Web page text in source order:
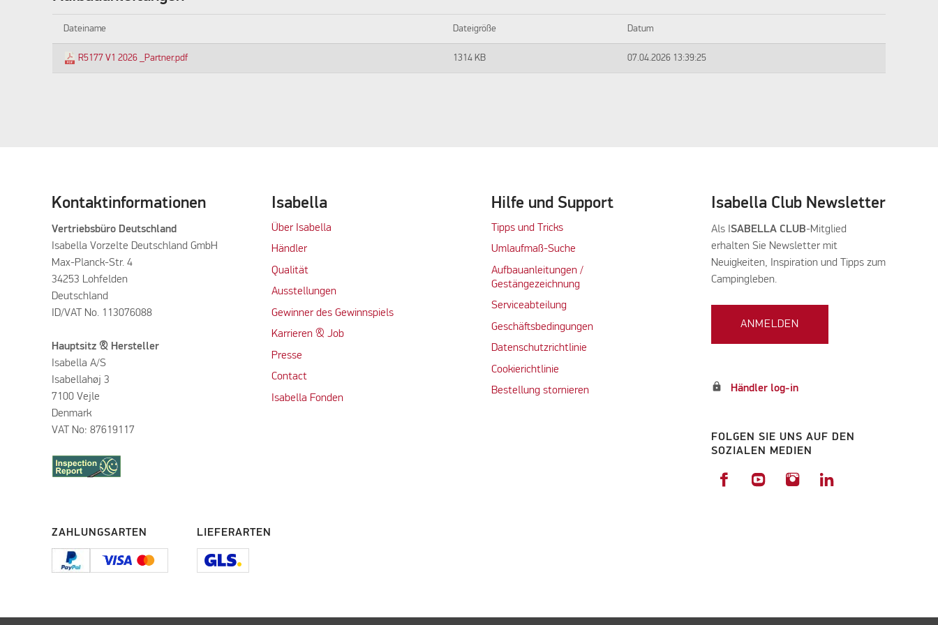
Dateiname Dateigröße Datum
R5177 V1 2026 _Partner.pdf 1314 KB 07.04.2026 13:39:25
Kontaktinformationen
Vertriebsbüro Deutschland
Isabella Vorzelte Deutschland GmbH
Max-Planck-Str. 4
34253 Lohfelden
Deutschland
ID/VAT No. 113076088
Hauptsitz & Hersteller
Isabella A/S
Isabellahøj 3
7100 Vejle
Denmark
VAT No: 87619117
Isabella
Über Isabella
Händler
Qualität
Ausstellungen
Gewinner des Gewinnspiels
Karrieren & Job
Presse
Contact
Isabella Fonden
Hilfe und Support
Tipps und Tricks
Umlaufmaß-Suche
Aufbauanleitungen /
Gestängezeichnung
Serviceabteilung
Geschäftsbedingungen
Datenschutzrichtlinie
Cookierichtlinie
Bestellung stornieren
Isabella Club Newsletter
Als I SABELLA CLUB-Mitglied
erhalten Sie Newsletter mit
Neuigkeiten, Inspiration und Tipps zum
Campingleben.
ANMELDEN
lock Händler log-in
FOLGEN SIE UNS AUF DEN
SOZIALEN MEDIEN
ZAHLUNGSARTEN LIEFERARTEN